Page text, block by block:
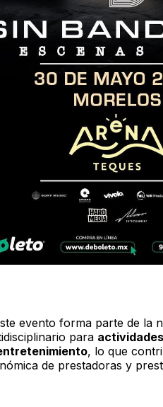
evento forma parte de la
para
, lo que
de prestadoras y